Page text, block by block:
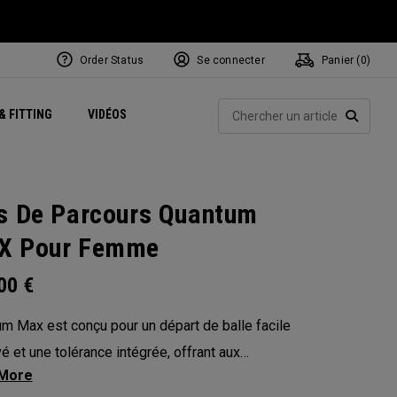
FITTING VIDÉOSExclusive Mavrik Complete Sets
Exclusivités - Balles de Golf
Juillet NEW Headwear
Women's Golf Balls
Exclusivités - Accessoires
Régionaux
Order Status Se connecter Panier ( 0)
De Parcours Quantum
Pour Femme
€
Max est conçu pour un départ de balle facile
et une tolérance intégrée, offrant aux
plus de confiance à chaque swing. Sa